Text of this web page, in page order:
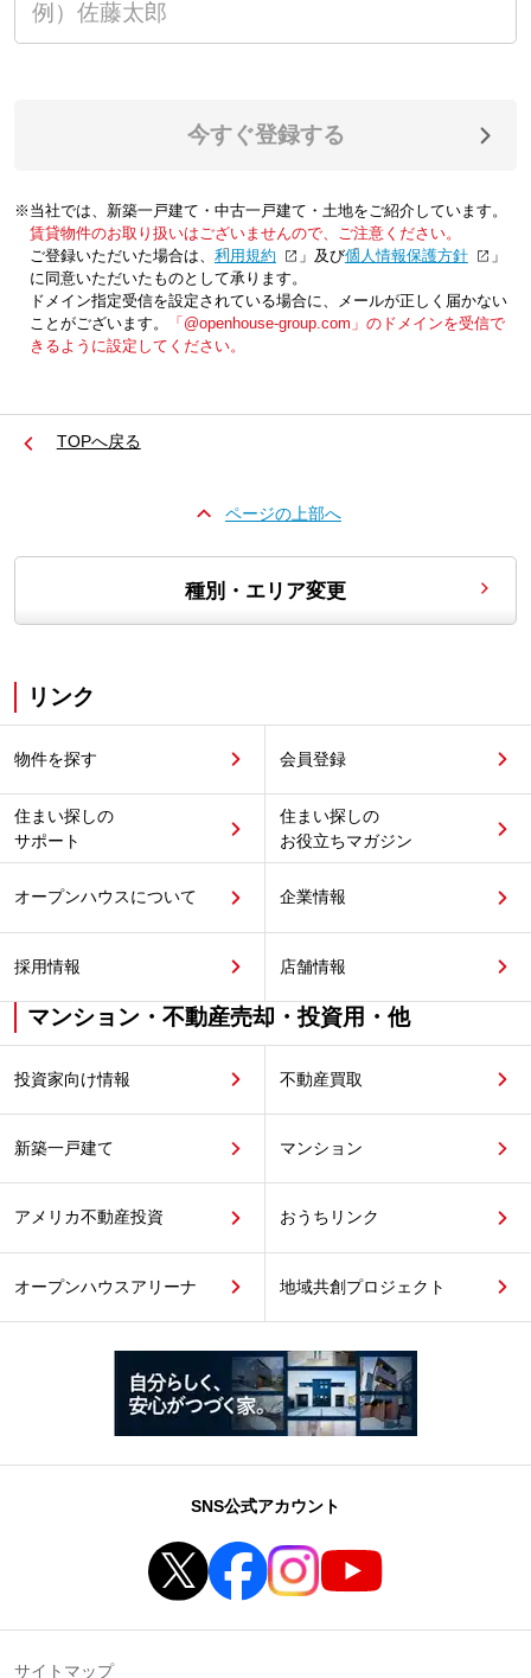
今すぐ登録する
※当社では、新築一戸建て・中古一戸建て・土地をご紹介しています。
賃貸物件のお取り扱いはございませんので、ご注意ください。
ご登録いただいた場合は、「利用規約 」及び「個人情報保護方針
」
に同意いただいたものとして承ります。
ドメイン指定受信を設定されている場合に、メールが正しく届かない
ことがございます。
「@openhouse-group.com」のドメインを受信で
きるように設定してください。
TOPへ戻る
ページの上部へ
種別・エリア変更
リンク
物件を探す 会員登録
住まい探しの
サポート
住まい探しの
お役立ちマガジン
オープンハウスについて 企業情報
採用情報 店舗情報
マンション・不動産売却・投資用・他
投資家向け情報 不動産買取
新築一戸建て マンション
アメリカ不動産投資 おうちリンク
オープンハウスアリーナ 地域共創プロジェクト
SNS公式アカウント
サイトマップ